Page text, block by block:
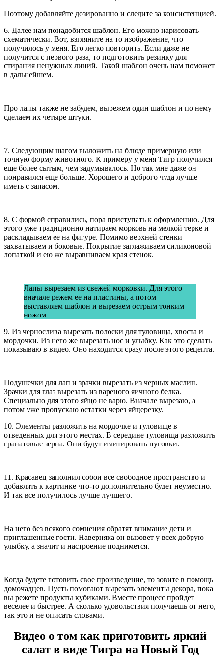
Поэтому добавляйте дозированно и следите за консистенцией.
6. Далее нам понадобится шаблон. Его можно нарисовать
схематически. Вот, взгляните на то изображение, что
получилось у меня. Его легко повторить. Если даже не
получится с первого раза, то подготовить резинку для
стирания ненужных линий. Такой шаблон очень нам поможет
в дальнейшем.
Про лапы также не забудем, вырежем один шаблон и по нему
сделаем их четыре штуки.
7. Следующим шагом выложить на блюде примерную или
точную форму животного. К примеру у меня Тигр получился
еще более сытым, чем задумывалось. Но так мне даже он
понравился еще больше. Хорошего и доброго чуда лучше
иметь с запасом.
8. С формой справились, пора приступать к оформлению. Для
этого уже традиционно натираем морковь на мелкой терке и
раскладываем ее на фигуре. Помимо верхней стенки
захватываем и боковые. Покрытие заглаживаем силиконовой
лопаткой и ею же выравниваем края стенок.
Лапы вырезаем из свежей морковки. Для этого
вначале режем ее на пластины, а потом
выставляем шаблон и вырезаем острым тонким
ножом.
9. Из чернослива вырезать полоски для туловища, хвоста и
мордочки. Из него же вырезать нос и улыбку. Как это сделать
показываю в видео. Оно находится сразу после этого рецепта.
Подушечки для лап и зрачки вырезать из черных маслин.
Зрачки для глаз вырезать из вареного яичного белка.
Специально для этого яйцо не варю. Вначале вырезаю, а
потом уже пропускаю остатки через яйцерезку.
10. Элементы разложить на мордочке и туловище в
отведенных для этого местах. В середине туловища разложить
гранатовые зерна. Они будут имитировать пуговки.
11. Красавец заполнил собой все свободное пространство и
добавлять к картинке что-то дополнительно будет неуместно.
И так все получилось лучше лучшего.
На него без всякого сомнения обратят внимание дети и
приглашенные гости. Наверняка он вызовет у всех добрую
улыбку, а значит и настроение поднимется.
Когда будете готовить свое произведение, то зовите в помощь
домочадцев. Пусть помогают вырезать элементы декора, пока
вы режете продукты кубиками. Вместе процесс пройдет
веселее и быстрее. А сколько удовольствия получаешь от него,
так это и не описать словами.
Видео о том как приготовить яркий
салат в виде Тигра на Новый Год